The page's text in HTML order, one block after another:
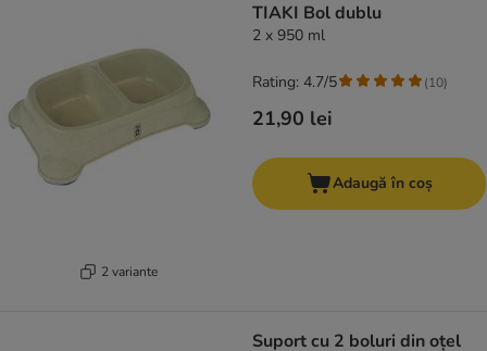
2 variante
TIAKI Bol dublu
2 x 950 ml
21,90 lei
Rating: 4.7/5 (10)
Adaugă în coș
Suport cu 2 boluri din oțel